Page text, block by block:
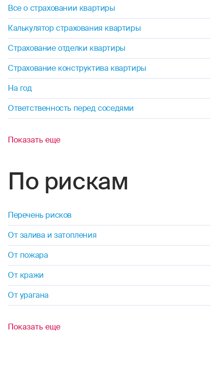
Все о страховании квартиры
Калькулятор страхования квартиры
Страхование отделки квартиры
Страхование конструктива квартиры
На год
Ответственность перед соседями
Показать еще
По рискам
Перечень рисков
От залива и затопления
От пожара
От кражи
От урагана
Показать еще